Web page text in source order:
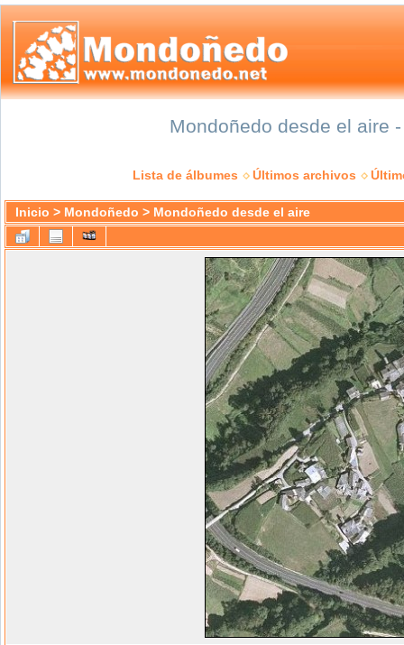
Mondoñedo desde el aire
Lista de álbumes Últimos archivos
Inicio > Mondoñedo > Mondoñedo desde el aire